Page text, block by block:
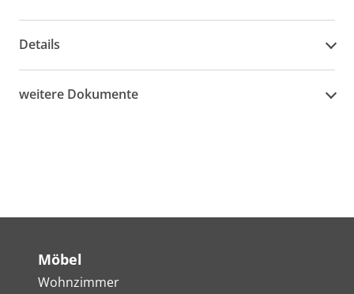
Details
weitere Dokumente
Möbel
Wohnzimmer